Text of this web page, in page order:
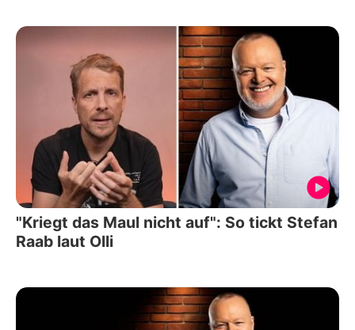
"Kriegt das Maul nicht auf": So tickt Stefan
Raab laut Olli